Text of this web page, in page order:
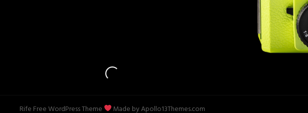
Rife FreeWordPress Theme Made byApollo13Themes.com